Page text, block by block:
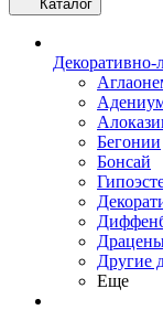
Каталог
Декоративно-
Бегонии
Бонсай
Другие
Еще